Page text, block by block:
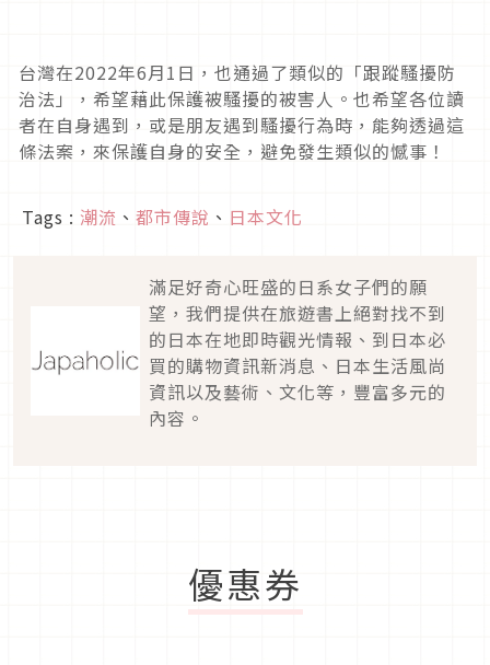
台灣在2022年6月1 日，也通過了類似的「跟蹤騷擾防
治法」，希望藉此保護被騷擾的被害人。也希望各位讀
者在自身遇到，或是朋友遇到騷擾行為時，能夠透過這
條法案，來保護自身的安全，避免發生類似的憾事！
Tags : 潮流 、 都市傳說 、 日本文化
滿足好奇心旺盛的日系女子們的願
望，我們提供在旅遊書上絕對找不到
的日本在地即時觀光情報、到日本必
買的購物資訊新消息、日本生活風尚
資訊以及藝術、文化等，豐富多元的
內容。
優惠券